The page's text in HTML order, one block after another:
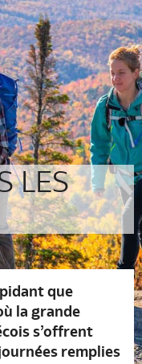
LES
que
la grande
s’offrent
remplies